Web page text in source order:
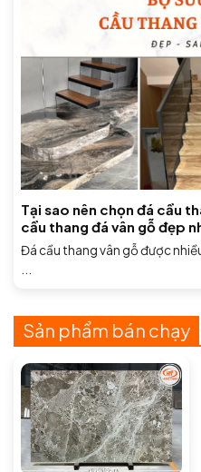
Tại sao nên chọn đá cầu
cầu thang đá vân gỗ đẹp
Đá cầu thang vân gỗ được
Sản phẩm bán chạy